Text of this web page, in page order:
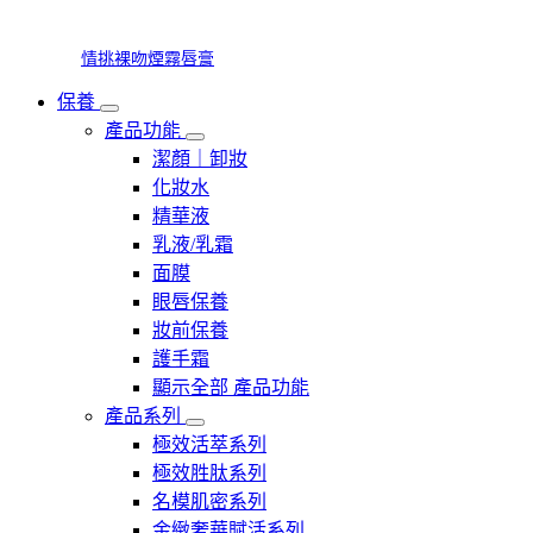
情挑裸吻煙霧唇膏
保養
產品功能
潔顏｜卸妝
化妝水
精華液
乳液/乳霜
面膜
眼唇保養
妝前保養
護手霜
顯示全部 產品功能
產品系列
極效活萃系列
極效胜肽系列
名模肌密系列